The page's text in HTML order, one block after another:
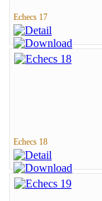
Echecs 17
Echecs 18